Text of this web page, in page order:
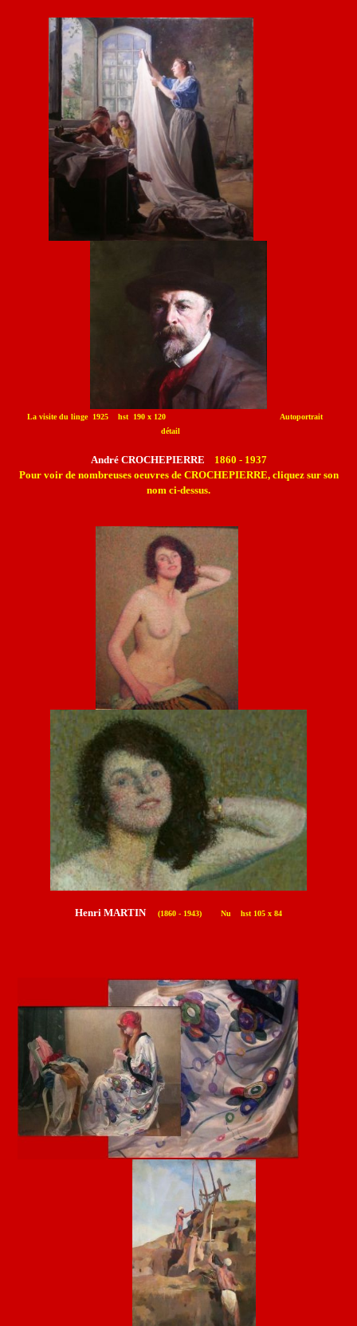
La visite du linge 1925 hst 190 x 120 Autoportrait
détail
André CROCHEPIERRE
1860 - 1937
Pour voir de nombreuses oeuvres de CROCHEPIERRE, cliquez sur son
nom ci-dessus.
Henri MARTIN (1860 - 1943) Nu hst 105 x 84